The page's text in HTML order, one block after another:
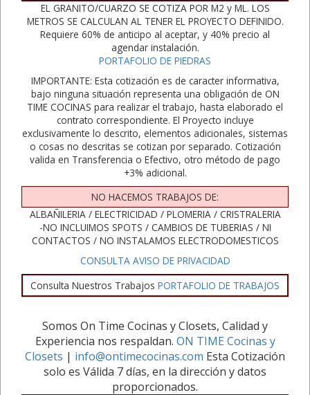
EL GRANITO/CUARZO SE COTIZA POR M2 y ML. LOS
METROS SE CALCULAN AL TENER EL PROYECTO DEFINIDO.
Requiere 60% de anticipo al aceptar, y 40% precio al
agendar instalación.
PORTAFOLIO DE PIEDRAS
IMPORTANTE: Esta cotización es de caracter informativa,
bajo ninguna situación representa una obligación de ON
TIME COCINAS para realizar el trabajo, hasta elaborado el
contrato correspondiente. El Proyecto incluye
exclusivamente lo descrito, elementos adicionales, sistemas
o cosas no descritas se cotizan por separado. Cotización
valida en Transferencia o Efectivo, otro método de pago
+3% adicional.
NO HACEMOS TRABAJOS DE:
ALBAÑILERIA / ELECTRICIDAD / PLOMERIA / CRISTRALERIA
-NO INCLUIMOS SPOTS / CAMBIOS DE TUBERIAS / NI
CONTACTOS / NO INSTALAMOS ELECTRODOMESTICOS
CONSULTA AVISO DE PRIVACIDAD
Consulta Nuestros Trabajos PORTAFOLIO DE TRABAJOS
Somos On Time Cocinas y Closets, Calidad y
Experiencia nos respaldan. ON TIME Cocinas y
Closets | info@ontimecocinas.com Esta Cotización
solo es Válida 7 días, en la dirección y datos
proporcionados.